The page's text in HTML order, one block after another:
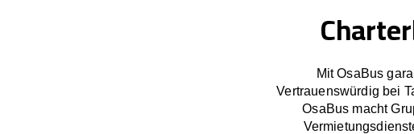
Mit OsaBus
Vertrauenswürdig bei
OsaBus macht